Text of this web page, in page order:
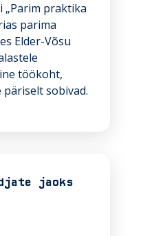
praktika
parima
Elder-Võsu
töökoht,
sobivad.
jaoks